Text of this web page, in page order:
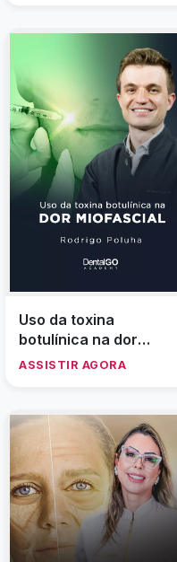
para preparo dentário
e gerenciamento de
tecidos moles
Uso da toxina
botulínica na dor
miofascial
ASSISTIR AGORA